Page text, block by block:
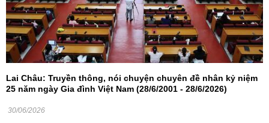
Lai Châu: Truyền thông, nói chuyện chuyên đề nhân kỷ niệm
25 năm ngày Gia đình Việt Nam (28/6/2001 - 28/6/2026)
30/06/2026